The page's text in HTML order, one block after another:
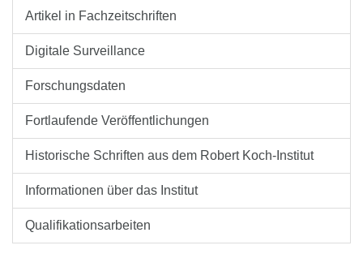
Artikel in Fachzeitschriften
Digitale Surveillance
Forschungsdaten
Fortlaufende Veröffentlichungen
Historische Schriften aus dem Robert Koch-Institut
Informationen über das Institut
Qualifikationsarbeiten